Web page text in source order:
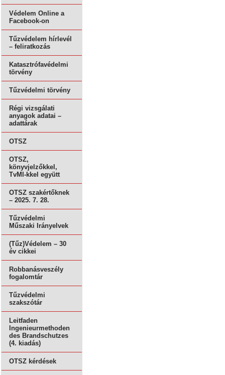
Védelem Online a
Facebook-on
Tűzvédelem hírlevél
– feliratkozás
Katasztrófavédelmi
törvény
Tűzvédelmi törvény
Régi vizsgálati
anyagok adatai –
adattárak
OTSZ
OTSZ,
könyvjelzőkkel,
TvMI-kkel együtt
OTSZ szakértőknek
– 2025. 7. 28.
Tűzvédelmi
Műszaki Irányelvek
(Tűz)Védelem – 30
év cikkei
Robbanásveszély
fogalomtár
Tűzvédelmi
szakszótár
Leitfaden
Ingenieurmethoden
des Brandschutzes
(4. kiadás)
OTSZ kérdések